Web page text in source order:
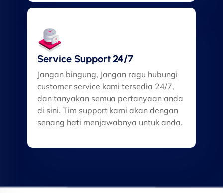
Service Support 24/7
Jangan bingung, Jangan ragu hubungi
customer service kami tersedia 24/7,
dan tanyakan semua pertanyaan anda
di sini. Tim support kami akan dengan
senang hati menjawabnya untuk anda.